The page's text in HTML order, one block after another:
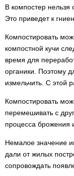
В компостер нельзя
Это приведет к
Компостировать
компостной кучи
время для
органики. Поэтому
измельчить. С этой
Компостировать
перемешивать с
процесса брожения
Немалое значение
дали от жилых
сопровождать